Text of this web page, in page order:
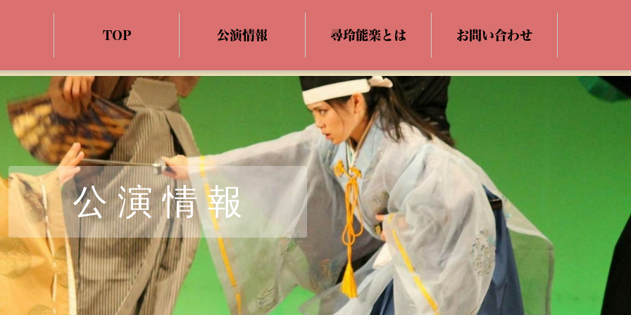
TOP 公演情報 尋玲能楽とは お問い合わせ
公 演 情 報